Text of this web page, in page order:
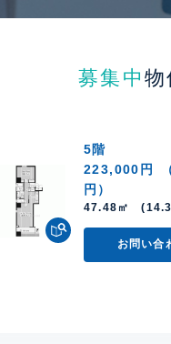
募集中 物
5階
223,000円
円）
47.48㎡
お問い合